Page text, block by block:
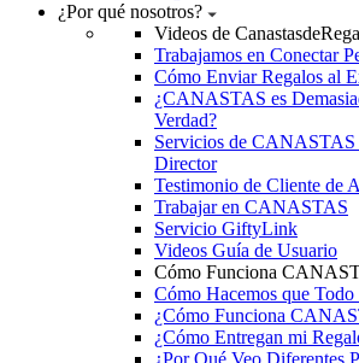
¿Por qué nosotros?
Videos de
Trabajamos en Conectar
Cómo Enviar Regalos al
¿CANASTAS es
Verdad?
Servicios de CANASTAS
Director
Testimonio de Cliente de
Trabajar en CANASTAS
Servicio GiftyLink
Videos Guía de Usuario
Cómo Funciona
Cómo Hacemos que Todo
¿Cómo Funciona
¿Cómo Entregan mi
¿Por Qué Veo Diferentes